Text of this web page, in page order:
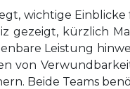
wichtige
gezeigt, kürzlich
Leistung
von
Beide Teams